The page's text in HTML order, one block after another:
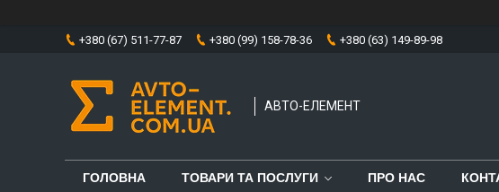
+380 (67) 511-77-87 +380 (99) 158-78-36 +380 (63) 149-89-98
АВТО-ЕЛЕМЕНТ
ГОЛОВНА ТОВАРИ ТА ПОСЛУГИ ПРО НАС